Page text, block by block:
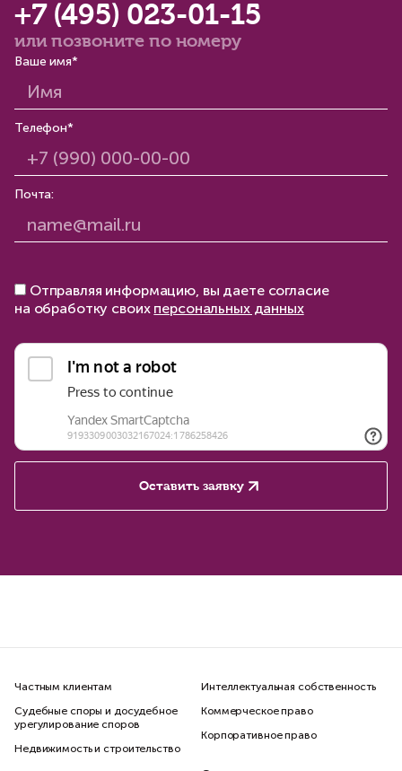
+7 (495) 023-01-15
или позвоните по номеру
Ваше имя*
Телефон*
Почта:
Отправляя информацию, вы даете согласие
на обработку своих персональных данных
Оставить заявку
Частным клиентам
Судебные споры и досудебное
урегулирование споров
Недвижимость и строительство
Интеллектуальная собственность
Коммерческое право
Корпоративное право